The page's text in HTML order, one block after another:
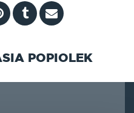
POPIOLEK